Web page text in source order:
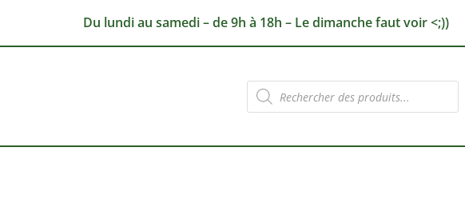
Du lundi au samedi – de 9h à 18h – Le dimanche faut voir <;))
Recherche
de
produits